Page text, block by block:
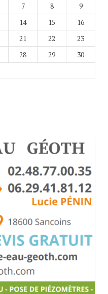
7 8
9
14 15
16
21 22
23
28 29
30